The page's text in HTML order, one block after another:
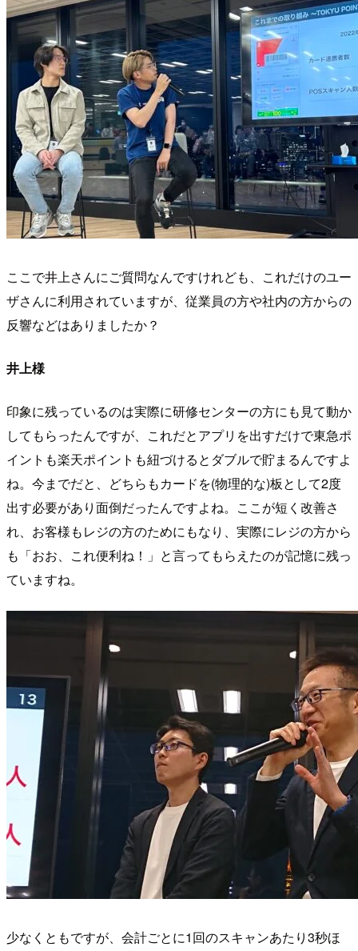
ここで井上さんにご質問なんですけれども、これだけのユー
ザさんに利用されていますが、従業員の方や社内の方からの
反響などはありましたか？
井上様
印象に残っているのは実際に研修センターの方にも見て動か
してもらったんですが、これだとアプリを出すだけで東急ポ
イントも楽天ポイントも紐づけるとダブルで貯まるんですよ
ね。今までだと、どちらもカードを(物理的な)板として2度
出す必要があり面倒だったんですよね。ここが短く改善さ
れ、お客様もレジの方のためにもなり、実際にレジの方から
も「おお、これ便利ね！」と言ってもらえたのが記憶に残っ
ていますね。
少なくともですが、会計ごとに1回のスキャンあたり3秒ほ